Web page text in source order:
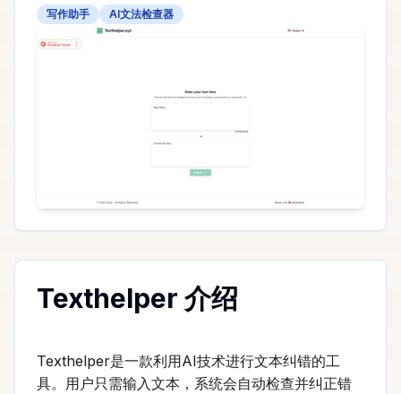
写作助手 AI文法检查器
Texthelper 介绍
Texthelper是一款利用AI技术进行文本纠错的工
具。用户只需输入文本，系统会自动检查并纠正错